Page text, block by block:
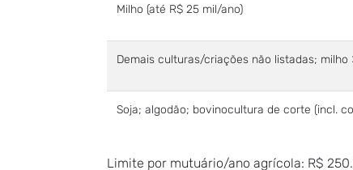
Milho (até R$ 25 mil/ano)
Demais culturas/criações não listadas; milho
Soja; algodão; bovinocultura de corte (incl.
Limite por mutuário/ano agrícola: R$